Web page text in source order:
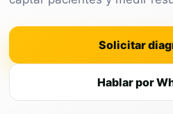
Solicitar
Hablar por